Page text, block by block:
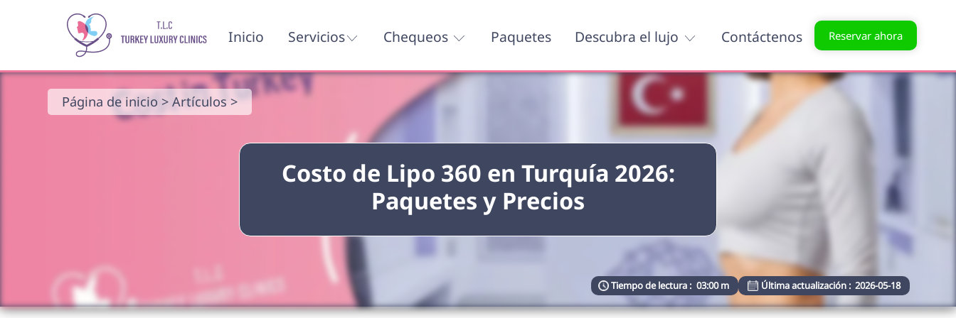
Inicio Servicios Chequeos Paquetes Descubra el lujo Contáctenos Reservar ahora
Costo de Lipo 360 en Turquía 2026:
Paquetes y Precios
Página de inicio >Artículos >
Tiempo de lectura : 03:00 m Última actualización : 2026-05-18